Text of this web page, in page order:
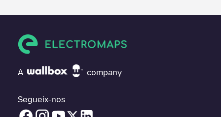
A company
Segueix-nos